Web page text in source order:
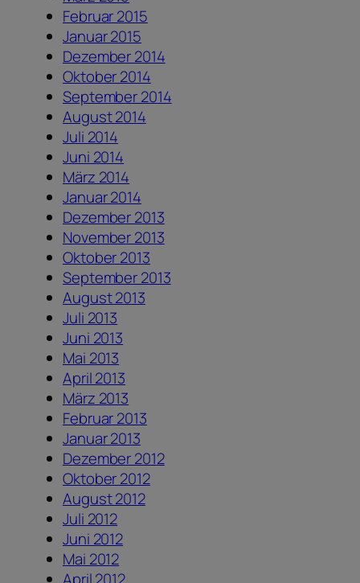
Februar 2015
Januar 2015
Dezember 2014
Oktober 2014
September 2014
August 2014
Juli 2014
Juni 2014
März 2014
Januar 2014
Dezember 2013
November 2013
Oktober 2013
September 2013
August 2013
Juli 2013
Juni 2013
Mai 2013
April 2013
März 2013
Februar 2013
Januar 2013
Dezember 2012
Oktober 2012
August 2012
Juli 2012
Juni 2012
Mai 2012